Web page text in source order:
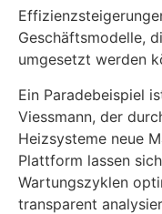
Geschäftsmodelle,
umgesetzt werden
Ein Paradebeispiel
Viessmann, der
Heizsysteme neue
Plattform lassen
Wartungszyklen
transparent